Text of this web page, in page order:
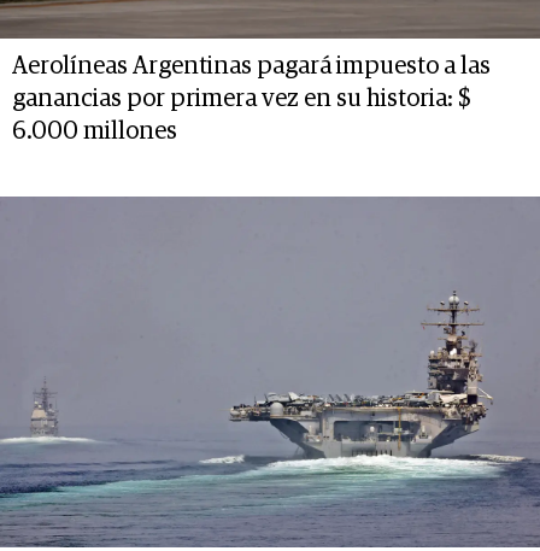
Aerolíneas Argentinas pagará impuesto a las
ganancias por primera vez en su historia: $
6.000 millones